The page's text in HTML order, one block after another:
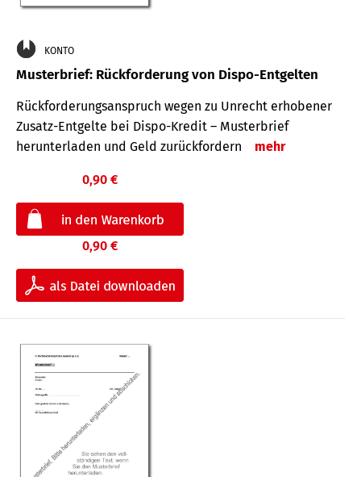
KONTO
Musterbrief: Rückforderung von Dispo-Entgelten
Rückforderungsanspruch wegen zu Unrecht erhobener
Zusatz-Entgelte bei Dispo-Kredit – Musterbrief
herunterladen und Geld zurückfordern
mehr
0,90 €
0,90 €